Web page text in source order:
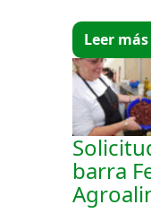
Leer más
barra